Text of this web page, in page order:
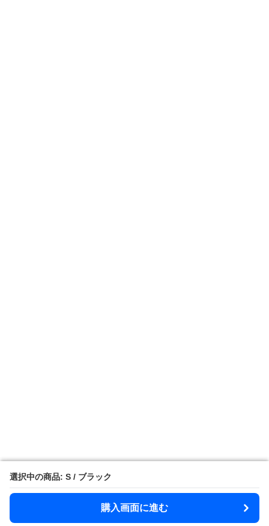
選択中の商品: S / ブラック
購入画面に進む
選択中の商品: S / ブラック
購入画面に進む